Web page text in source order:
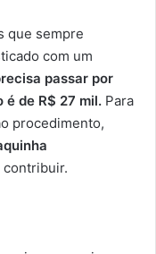
que sempre
com um
passar por
de R$ 27 mil. Para
procedimento,
contribuir.